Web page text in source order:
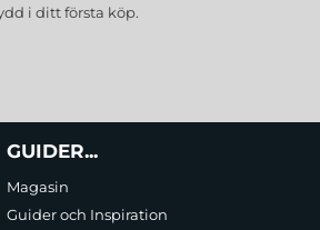
i ditt första köp.
GUIDER...
Magasin
Guider och Inspiration